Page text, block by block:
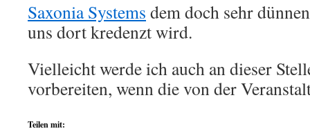
Saxonia Systems dem doch sehr
uns dort kredenzt wird.
Vielleicht werde ich auch an dieser
vorbereiten, wenn die von der
Teilen mit: